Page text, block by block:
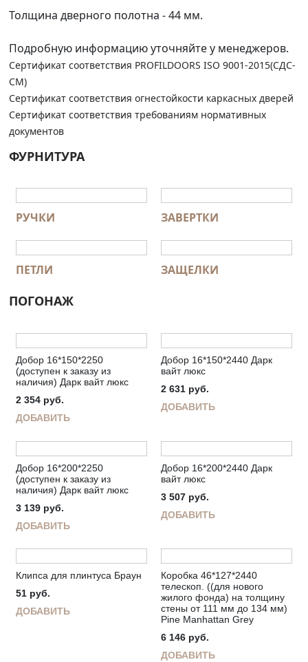
Толщина дверного полотна - 44 мм.
Подробную информацию уточняйте у менеджеров.
Сертификат соответствия PROFILDOORS ISO 9001-2015(СДС-
СМ)
Сертификат соответствия огнестойкости каркасных дверей
Сертификат соответствия требованиям нормативных
документов
ФУРНИТУРА
РУЧКИ ЗАВЕРТКИ
ПЕТЛИ ЗАЩЕЛКИ
ПОГОНАЖ
Добор 16*150*2250
(доступен к заказу из
наличия) Дарк вайт люкс
2 354 руб.
ДОБАВИТЬ
Добор 16*150*2440 Дарк
вайт люкс
2 631 руб.
ДОБАВИТЬ
Добор 16*200*2250
(доступен к заказу из
наличия) Дарк вайт люкс
3 139 руб.
ДОБАВИТЬ
Добор 16*200*2440 Дарк
вайт люкс
3 507 руб.
ДОБАВИТЬ
Клипса для плинтуса Браун
51 руб.
ДОБАВИТЬ
Коробка 46*127*2440
телескоп. ((для нового
жилого фонда) на толщину
стены от 111 мм до 134 мм)
Pine Manhattan Grey
6 146 руб.
ДОБАВИТЬ